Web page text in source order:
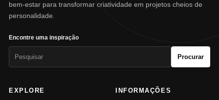
bem-estar para transformar criatividade em projetos cheios de
personalidade.
Encontre uma inspiração
Procurar
EXPLORE INFORMAÇÕES